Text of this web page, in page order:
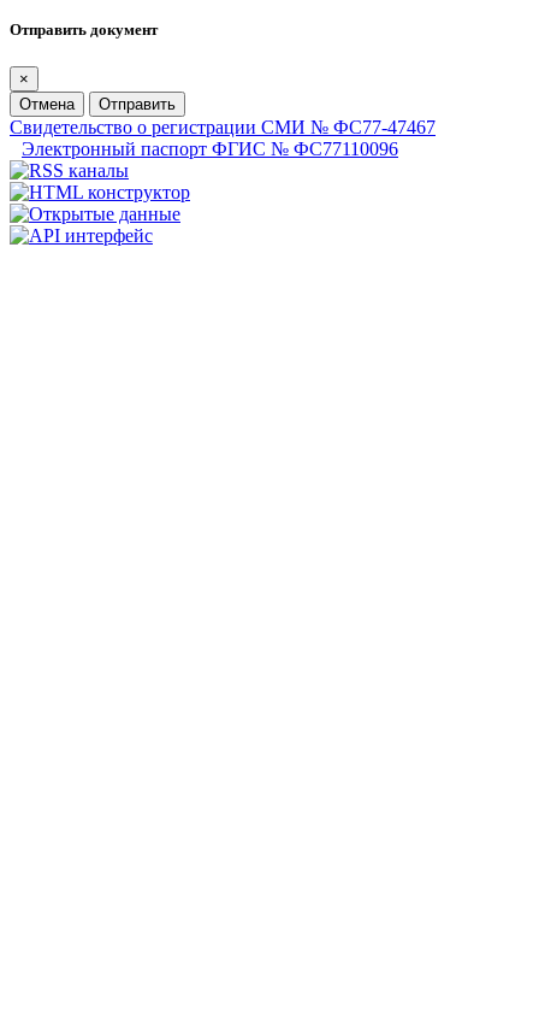
Отправить документ
×
Отмена
Отправить
Свидетельство о регистрации СМИ № ФС77-47467
Электронный паспорт ФГИС № ФС77110096